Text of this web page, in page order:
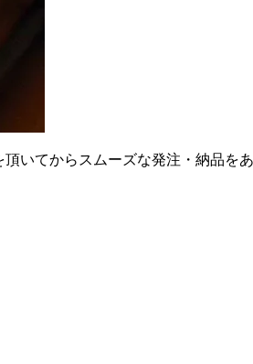
いてからスムーズな発注・納品を